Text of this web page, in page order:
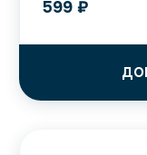
599 ₽